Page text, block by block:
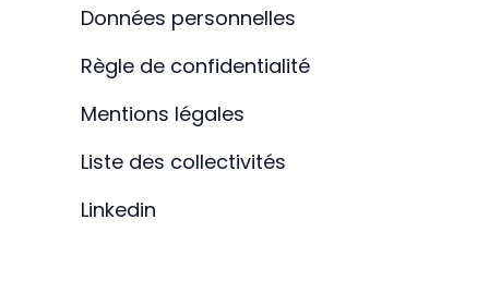
Données personnelles
Règle de confidentialité
Mentions légales
Liste des collectivités
Linkedin